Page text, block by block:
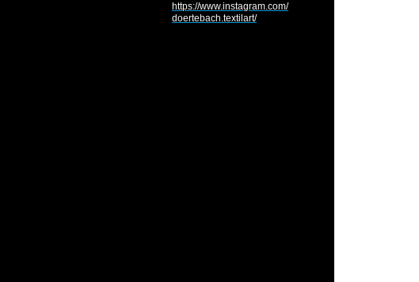
https://www.instagram.com/
doertebach.textilart/